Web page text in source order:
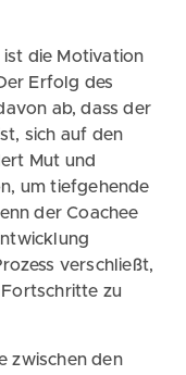
ist die Motivation
Erfolg des
ab, dass der
sich auf den
Mut und
um tiefgehende
der Coachee
verschließt,
zu
zwischen den